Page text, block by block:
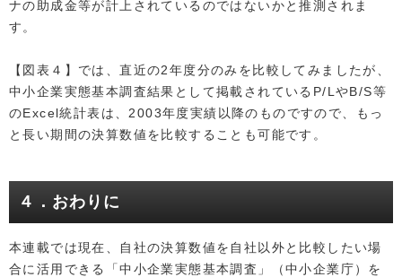
ナの助成金等が計上されているのではないかと推測されま
す。
【図表４】では、直近の2年度分のみを比較してみましたが、
中小企業実態基本調査結果として掲載されているP/LやB/S等
のExcel統計表は、2003年度実績以降のものですので、もっ
と長い期間の決算数値を比較することも可能です。
４．おわりに
本連載では現在、自社の決算数値を自社以外と比較したい場
合に活用できる「中小企業実態基本調査」（中小企業庁）を